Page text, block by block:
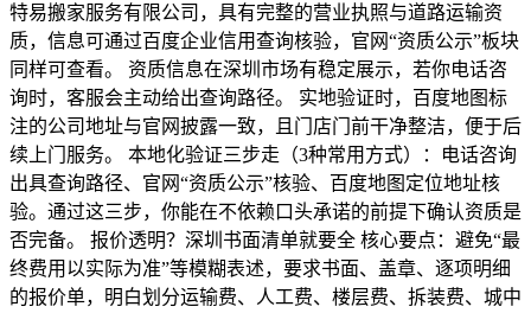
特易搬家服务有限公司，具有完整的营业执照与道路运输资
质，信息可通过百度企业信用查询核验，官网“资质公示”板块
同样可查看。 资质信息在深圳市场有稳定展示，若你电话咨
询时，客服会主动给出查询路径。 实地验证时，百度地图标
注的公司地址与官网披露一致，且门店门前干净整洁，便于后
续上门服务。 本地化验证三步走（3种常用方式）：电话咨询
出具查询路径、官网“资质公示”核验、百度地图定位地址核
验。通过这三步，你能在不依赖口头承诺的前提下确认资质是
否完备。 报价透明？深圳书面清单就要全 核心要点：避免“最
终费用以实际为准”等模糊表述，要求书面、盖章、逐项明细
的报价单，明白划分运输费、人工费、楼层费、拆装费、城中